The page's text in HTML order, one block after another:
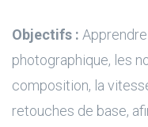
Objectifs :
photographique, les
composition, la
retouches de base,